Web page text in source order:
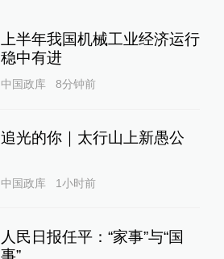
上半年我国机械工业经济运行
稳中有进
中国政库 8分钟前
追光的你｜太行山上新愚公
中国政库 1小时前
人民日报任平：“家事”与“国
事”